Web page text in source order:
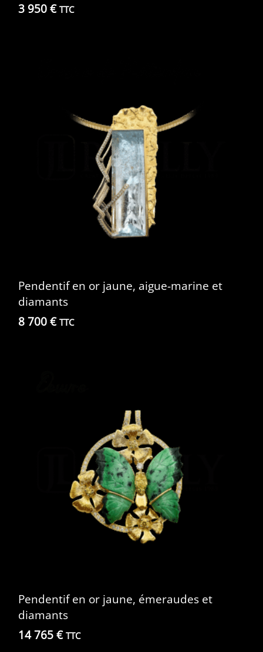
3 950 € TTC
Pendentif en or jaune, aigue-marine et
diamants
8 700 € TTC
Pendentif en or jaune, émeraudes et
diamants
14 765 € TTC